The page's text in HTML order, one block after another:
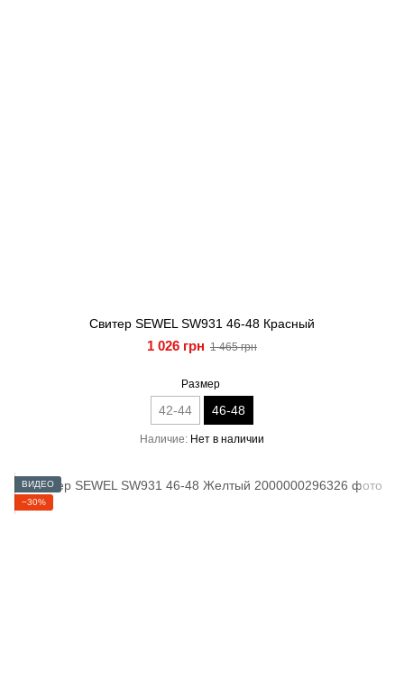
Свитер SEWEL SW931 46-48 Красный
1 026 грн 1 465 грн
Размер
42-44 46-48
Наличие Нет в наличии
ВИДЕО
−30%